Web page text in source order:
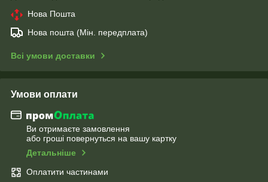
Нова Пошта
Нова пошта (Мін. передплата)
Всі умови доставки
Умови оплати
Ви отримаєте замовлення
або гроші повернуться на вашу картку
Детальніше
Оплатити частинами